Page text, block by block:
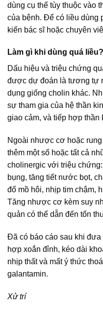
dùng cụ thể tùy thuộc vào
của bệnh. Để có liều dùng
kiến bác sĩ hoặc chuyên
Làm gì khi dùng quá liều?
Dấu hiệu và triệu chứng
được dự đoán là tương tự
dụng giống cholin khác.
sự tham gia của hệ thần
giao cảm, và tiếp hợp thần
Ngoài nhược cơ hoặc
thêm một số hoặc tất cả
cholinergic với triệu
bụng, tăng tiết nước bọt,
đổ mồ hôi, nhịp tim chậm,
Tăng nhược cơ kèm suy
quản có thể dẫn đến tổn
Đã có báo cáo sau khi
hợp xoắn đỉnh, kéo dài
nhịp thất và mất ý thức
galantamin.
Xử trí